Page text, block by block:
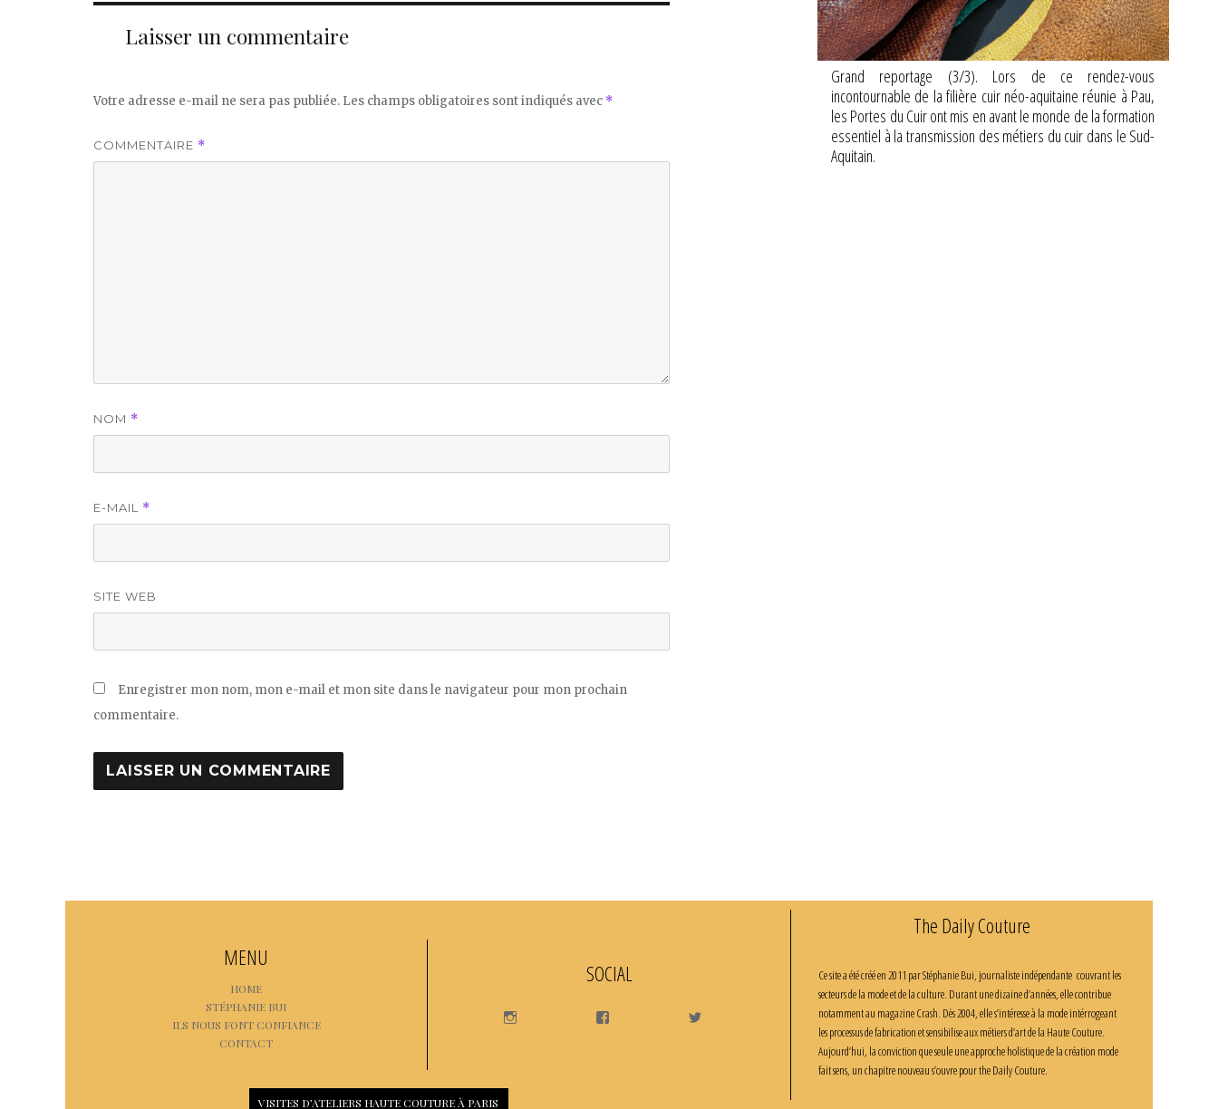
Laisser un commentaire
Votre adresse e-mail ne sera pas publiée. Les champs obligatoires sont indiqués avec *
COMMENTAIRE *
NOM *
E-MAIL *
SITE WEB
Enregistrer mon nom, mon e-mail et mon site dans le navigateur pour mon prochain
commentaire.
Grand reportage (3/3). Lors de ce rendez-vous
incontournable de la filière cuir néo-aquitaine réunie à Pau,
les Portes du Cuir ont mis en avant le monde de la formation
essentiel à la transmission des métiers du cuir dans le Sud-
Aquitain.
MENU
HOME
STÉPHANIE BUI
ILS NOUS FONT CONFIANCE
CONTACT
VISITES D’ATELIERS HAUTE COUTURE À PARIS
SOCIAL
The Daily Couture
Ce site a été créé en 2011 par Stéphanie Bui, journaliste indépendante couvrant les
secteurs de la mode et de la culture. Durant une dizaine d’années, elle contribue
notamment au magazine Crash. Dès 2004, elle s’intéresse à la mode intérrogeant
les processus de fabrication et sensibilise aux métiers d’art de la Haute Couture.
Aujourd’hui, la conviction que seule une approche holistique de la création mode
fait sens, un chapitre nouveau s’ouvre pour the Daily Couture.